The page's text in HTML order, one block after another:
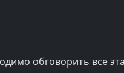
обговорить все